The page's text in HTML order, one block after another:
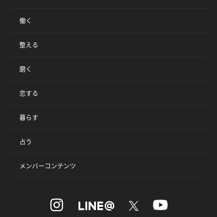
働く
整える
磨く
恋する
暮らす
占う
メンバーコンテンツ